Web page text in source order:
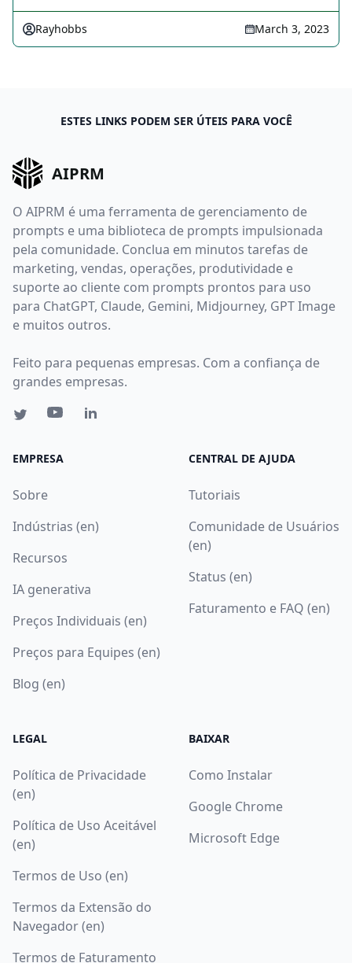
Rayhobbs March 3, 2023
ESTES LINKS PODEM SER ÚTEIS PARA VOCÊ
AIPRM
O AIPRM é uma ferramenta de gerenciamento de
prompts e uma biblioteca de prompts impulsionada
pela comunidade. Conclua em minutos tarefas de
marketing, vendas, operações, produtividade e
suporte ao cliente com prompts prontos para uso
para ChatGPT, Claude, Gemini, Midjourney, GPT Image
e muitos outros.
Feito para pequenas empresas. Com a confiança de
grandes empresas.
EMPRESA
Sobre
Indústrias (en)
Recursos
IA generativa
Preços Individuais (en)
Preços para Equipes (en)
Blog (en)
CENTRAL DE AJUDA
Tutoriais
Comunidade de Usuários
(en)
Status (en)
Faturamento e FAQ (en)
LEGAL
Política de Privacidade
(en)
Política de Uso Aceitável
(en)
Termos de Uso (en)
Termos da Extensão do
Navegador (en)
Termos de Faturamento
BAIXAR
Como Instalar
Google Chrome
Microsoft Edge